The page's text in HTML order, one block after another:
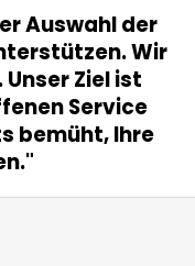
Auswahl der
Wir
Ziel ist
Service
bemüht, Ihre